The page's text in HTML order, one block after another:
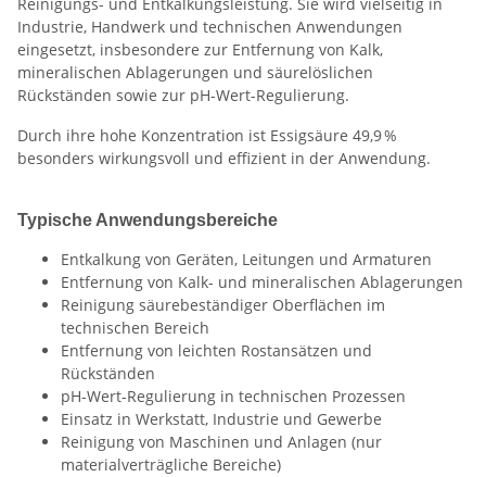
Industrie, Handwerk und technischen Anwendungen
eingesetzt, insbesondere zur Entfernung von Kalk,
mineralischen Ablagerungen und säurelöslichen
Rückständen sowie zur pH-Wert-Regulierung.
Durch ihre hohe Konzentration ist Essigsäure 49,9 %
besonders wirkungsvoll und effizient in der Anwendung.
Typische Anwendungsbereiche
Entkalkung von Geräten, Leitungen und Armaturen
Entfernung von Kalk- und mineralischen Ablagerungen
Reinigung säurebeständiger Oberflächen im
technischen Bereich
Entfernung von leichten Rostansätzen und
Rückständen
pH-Wert-Regulierung in technischen Prozessen
Einsatz in Werkstatt, Industrie und Gewerbe
Reinigung von Maschinen und Anlagen (nur
materialverträgliche Bereiche)